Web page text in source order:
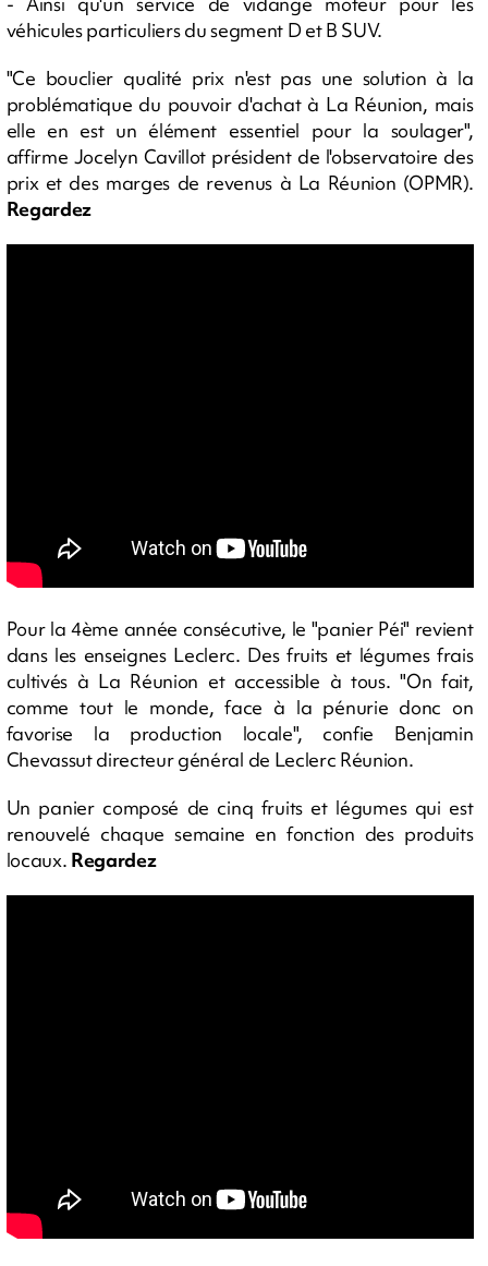
véhicules particuliers du segment D et B SUV.
"Ce bouclier qualité prix n'est pas une solution à la
problématique du pouvoir d'achat à La Réunion, mais
elle en est un élément essentiel pour la soulager",
affirme Jocelyn Cavillot président de l'observatoire des
prix et des marges de revenus à La Réunion (OPMR).
Regardez
Pour la 4ème année consécutive, le "panier Péi" revient
dans les enseignes Leclerc. Des fruits et légumes frais
cultivés à La Réunion et accessible à tous. "On fait,
comme tout le monde, face à la pénurie donc on
favorise la production locale", confie Benjamin
Chevassut directeur général de Leclerc Réunion.
Un panier composé de cinq fruits et légumes qui est
renouvelé chaque semaine en fonction des produits
locaux. Regardez